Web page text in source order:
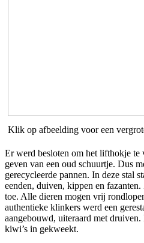
Klik op afbeelding voor een
Er werd besloten om het lifthokje te
geven van een oud schuurtje. Dus
gerecycleerde pannen. In deze stal
eenden, duiven, kippen en
toe. Alle dieren mogen vrij
authentieke klinkers werd een
aangebouwd, uiteraard met
kiwi’s in gekweekt.